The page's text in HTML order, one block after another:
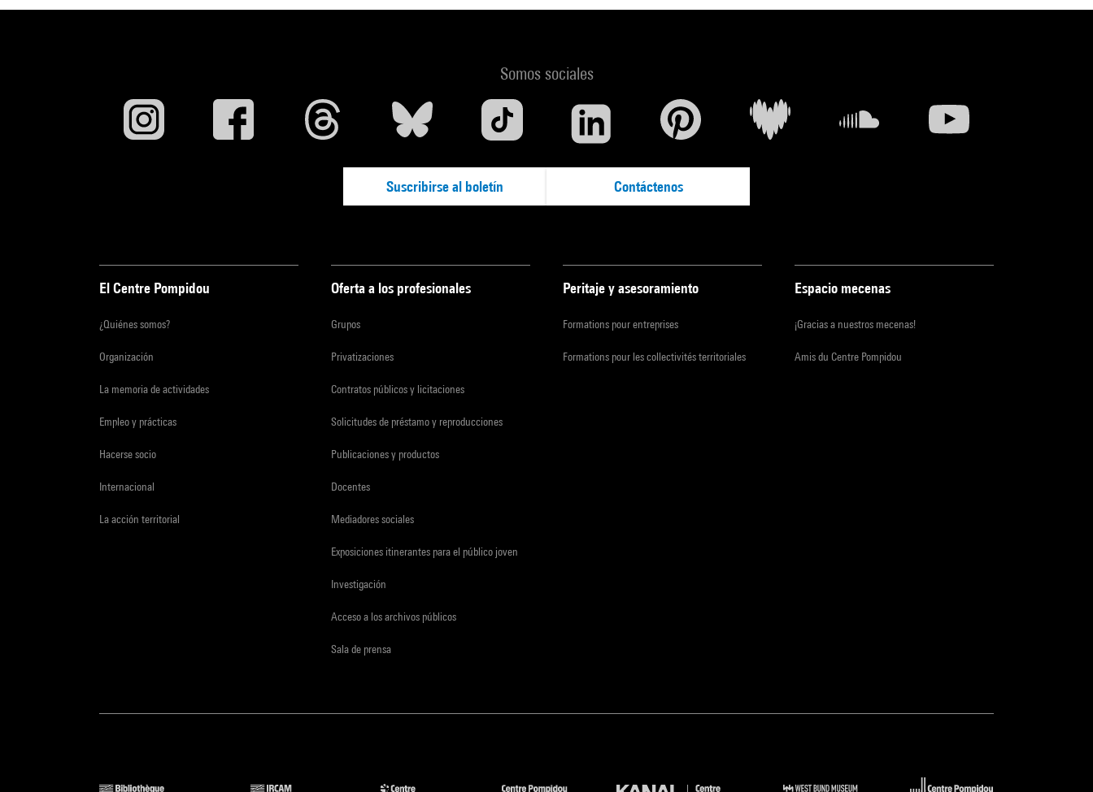
Somos sociales
Suscribirse al boletín Contáctenos
El Centre Pompidou
¿Quiénes somos?
Organización
La memoria de actividades
Empleo y prácticas
Hacerse socio
Internacional
La acción territorial
Oferta a los profesionales
Grupos
Privatizaciones
Contratos públicos y licitaciones
Solicitudes de préstamo y reproducciones
Publicaciones y productos
Docentes
Mediadores sociales
Exposiciones itinerantes para el público joven
Investigación
Acceso a los archivos públicos
Sala de prensa
Peritaje y asesoramiento
Formations pour entreprises
Formations pour les collectivités territoriales
Espacio mecenas
¡Gracias a nuestros mecenas!
Amis du Centre Pompidou